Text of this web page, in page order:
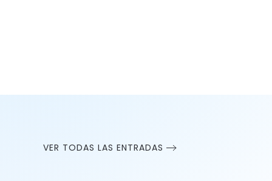
VER TODAS LAS ENTRADAS